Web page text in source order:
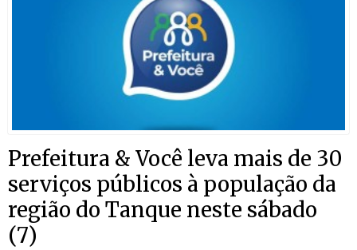
Prefeitura & Você leva mais de 30
serviços públicos à população da
região do Tanque neste sábado
(7)